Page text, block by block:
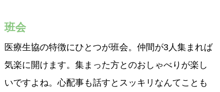
班会
医療生協の特徴にひとつが班会。仲間が3人集まれば
気楽に開けます。集まった方とのおしゃべりが楽し
いですよね。心配事も話すとスッキリなんてことも